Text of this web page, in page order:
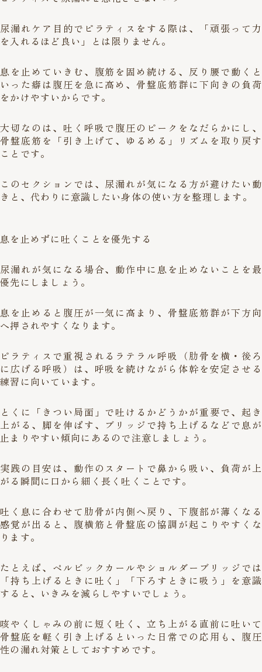
尿漏れケア目的でピラティスをする際は、「頑張って力
を入れるほど良い」とは限りません。
息を止めていきむ、腹筋を固め続ける、反り腰で動くと
いった癖は腹圧を急に高め、骨盤底筋群に下向きの負荷
をかけやすいからです。
大切なのは、吐く呼吸で腹圧のピークをなだらかにし、
骨盤底筋を「引き上げて、ゆるめる」リズムを取り戻す
ことです。
このセクションでは、尿漏れが気になる方が避けたい動
きと、代わりに意識したい身体の使い方を整理します。
息を止めずに吐くことを優先する
尿漏れが気になる場合、動作中に息を止めないことを最
優先にしましょう。
息を止めると腹圧が一気に高まり、骨盤底筋群が下方向
へ押されやすくなります。
ピラティスで重視されるラテラル呼吸（肋骨を横・後ろ
に広げる呼吸）は、呼吸を続けながら体幹を安定させる
練習に向いています。
とくに「きつい局面」で吐けるかどうかが重要で、起き
上がる、脚を伸ばす、ブリッジで持ち上げるなどで息が
止まりやすい傾向にあるので注意しましょう。
実践の目安は、動作のスタートで鼻から吸い、負荷が上
がる瞬間に口から細く長く吐くことです。
吐く息に合わせて肋骨が内側へ戻り、下腹部が薄くなる
感覚が出ると、腹横筋と骨盤底の協調が起こりやすくな
ります。
たとえば、ペルビックカールやショルダーブリッジでは
「持ち上げるときに吐く」「下ろすときに吸う」を意識
すると、いきみを減らしやすいでしょう。
咳やくしゃみの前に短く吐く、立ち上がる直前に吐いて
骨盤底を軽く引き上げるといった日常での応用も、腹圧
性の漏れ対策としておすすめです。